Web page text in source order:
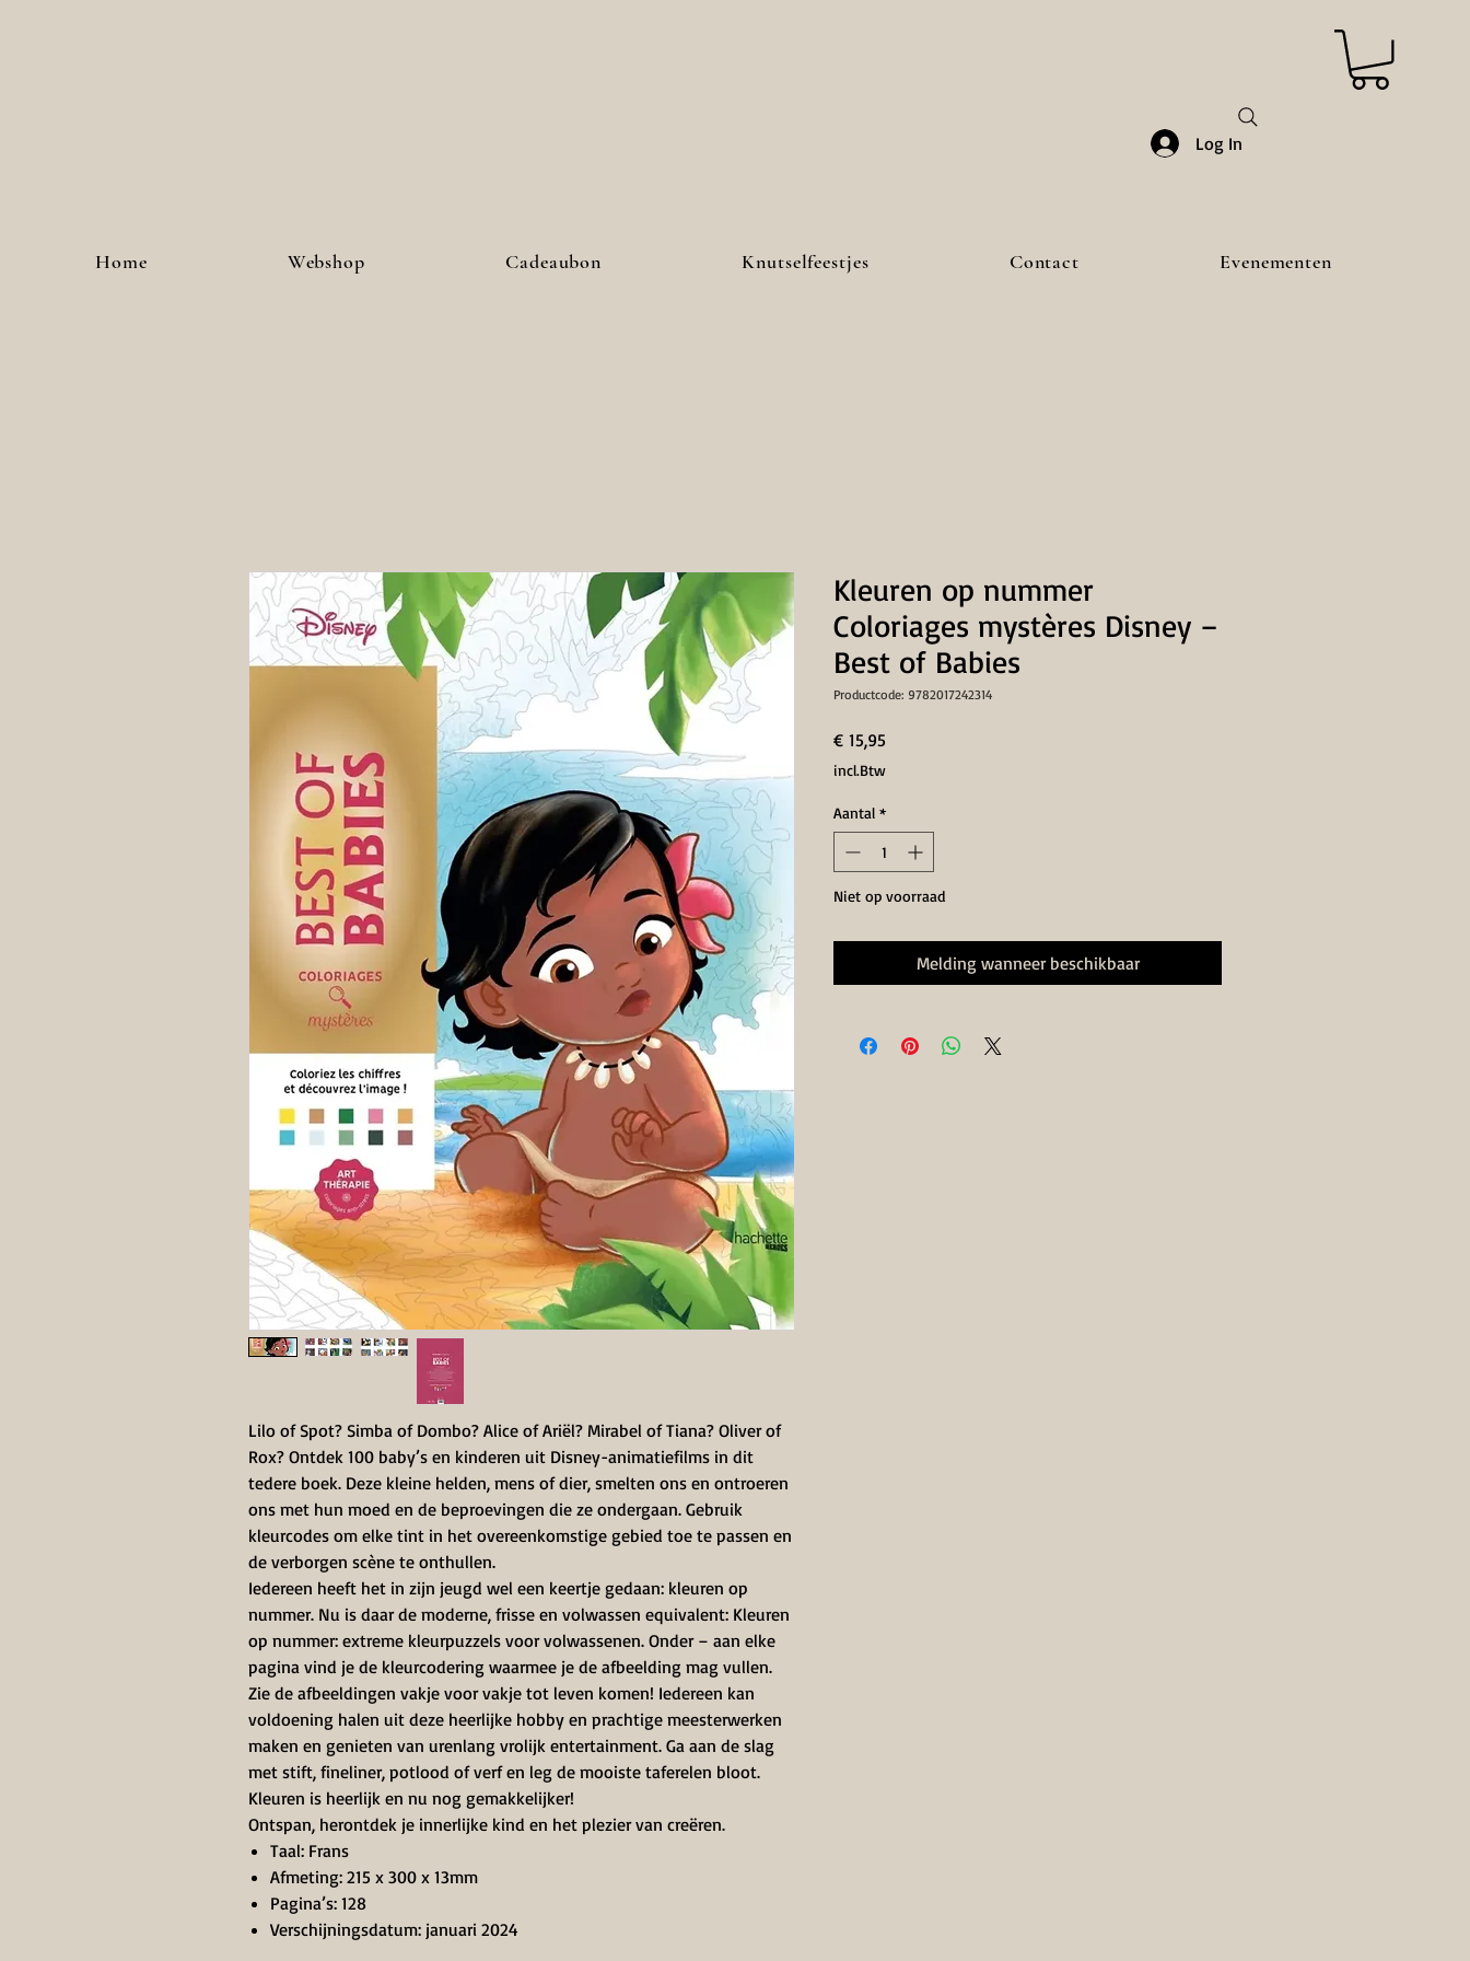
Log In
Home Webshop Cadeaubon Knutselfeestjes Contact Evenementen
Lilo of Spot? Simba of Dombo? Alice of Ariël? Mirabel of Tiana? Oliver of
Rox? Ontdek 100 baby’s en kinderen uit Disney-animatiefilms in dit
tedere boek. Deze kleine helden, mens of dier, smelten ons en ontroeren
ons met hun moed en de beproevingen die ze ondergaan. Gebruik
kleurcodes om elke tint in het overeenkomstige gebied toe te passen en
de verborgen scène te onthullen.
Iedereen heeft het in zijn jeugd wel een keertje gedaan: kleuren op
nummer. Nu is daar de moderne, frisse en volwassen equivalent: Kleuren
op nummer: extreme kleurpuzzels voor volwassenen. Onder – aan elke
pagina vind je de kleurcodering waarmee je de afbeelding mag vullen.
Zie de afbeeldingen vakje voor vakje tot leven komen! Iedereen kan
voldoening halen uit deze heerlijke hobby en prachtige meesterwerken
maken en genieten van urenlang vrolijk entertainment. Ga aan de slag
met stift, fineliner, potlood of verf en leg de mooiste taferelen bloot.
Kleuren is heerlijk en nu nog gemakkelijker!
Ontspan, herontdek je innerlijke kind en het plezier van creëren.
Taal: Frans
Afmeting: 215 x 300 x 13mm
Pagina’s: 128
Verschijningsdatum: januari 2024
Kleuren op nummer
Coloriages mystères Disney –
Best of Babies
Productcode: 9782017242314
€ 15,95
incl.Btw
Aantal *
Niet op voorraad
Melding wanneer beschikbaar